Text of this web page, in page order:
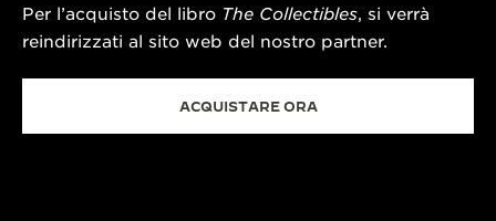
Per l’acquisto del libro The Collectibles, si verrà
reindirizzati al sito web del nostro partner.
ACQUISTARE ORA